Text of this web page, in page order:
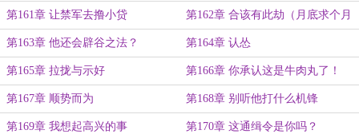
第161章 让禁军去撸小贷 第162章 合该有此劫（月底求个月
票）
第163章 他还会辟谷之法？ 第164章 认怂
第165章 拉拢与示好 第166章 你承认这是牛肉丸了！
第167章 顺势而为 第168章 别听他打什么机锋
第169章 我想起高兴的事 第170章 这通缉令是你吗？